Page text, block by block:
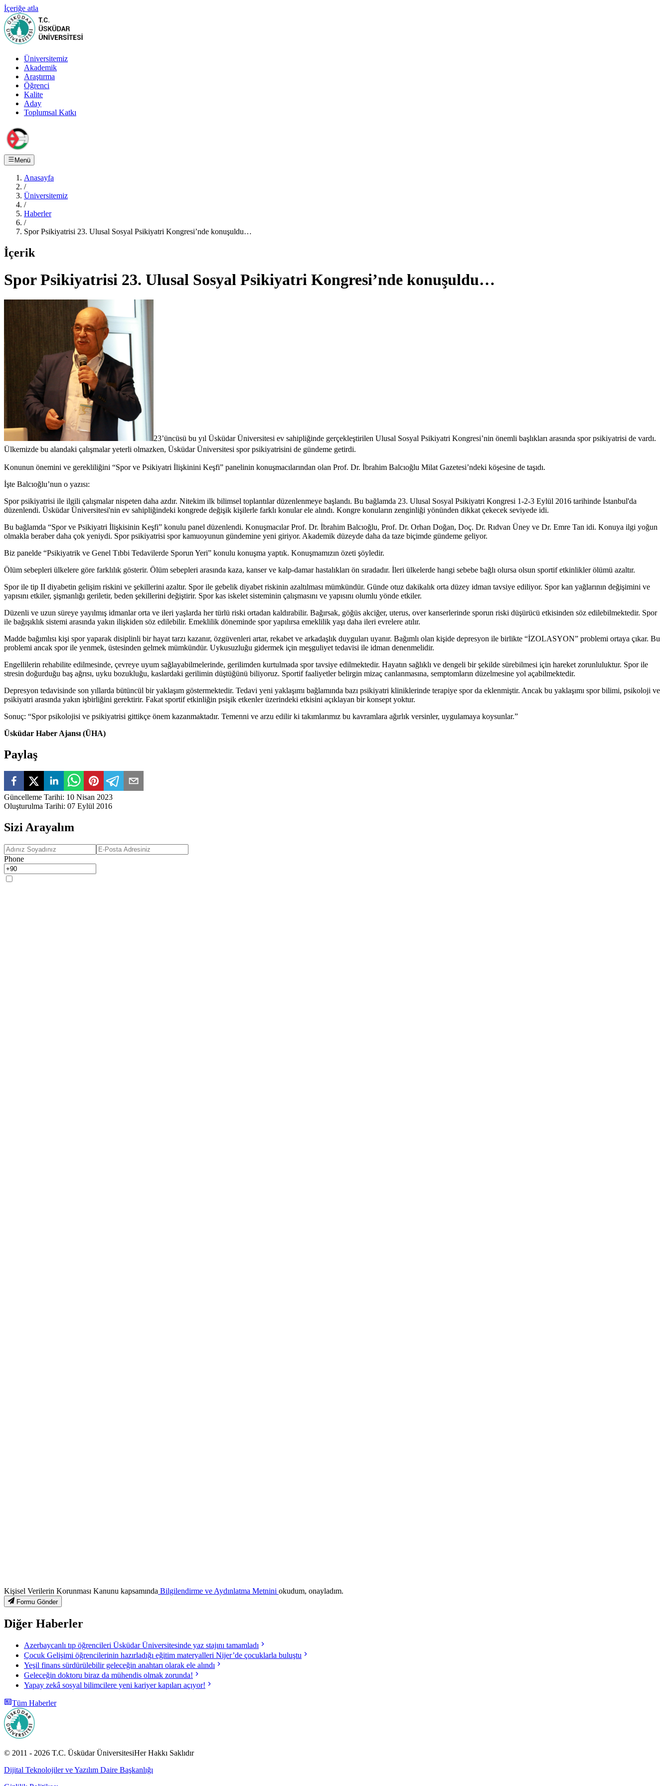
İçeriğe atla
Üniversitemiz
Akademik
Araştırma
Öğrenci
Kalite
Aday
Toplumsal Katkı
Menü
Anasayfa
/
Üniversitemiz
/
Haberler
/
Spor Psikiyatrisi 23. Ulusal Sosyal Psikiyatri Kongresi’nde konuşuldu…
İçerik
Spor Psikiyatrisi 23. Ulusal Sosyal Psikiyatri Kongresi’nde konuşuldu…
23’üncüsü bu yıl Üsküdar Üniversitesi ev sahipliğinde gerçekleştirilen Ulusal Sosyal Psikiyatri Kongresi’nin önemli başlıkları arasında spor psikiyatrisi de vardı.
Ülkemizde bu alandaki çalışmalar yeterli olmazken, Üsküdar Üniversitesi spor psikiyatrisini de gündeme getirdi.
Konunun önemini ve gerekliliğini “Spor ve Psikiyatri İlişkinini Keşfi” panelinin konuşmacılarından olan Prof. Dr. İbrahim Balcıoğlu Milat Gazetesi’ndeki köşesine de taşıdı.
İşte Balcıoğlu’nun o yazısı:
Spor psikiyatrisi ile ilgili çalışmalar nispeten daha azdır. Nitekim ilk bilimsel toplantılar düzenlenmeye başlandı. Bu bağlamda 23. Ulusal Sosyal Psikiyatri Kongresi 1-2-3 Eylül 2016 tarihinde İstanbul'da
düzenlendi. Üsküdar Üniversitesi'nin ev sahipliğindeki kongrede değişik kişilerle farklı konular ele alındı. Kongre konuların zenginliği yönünden dikkat çekecek seviyede idi.
Bu bağlamda “Spor ve Psikiyatri İlişkisinin Keşfi” konulu panel düzenlendi. Konuşmacılar Prof. Dr. İbrahim Balcıoğlu, Prof. Dr. Orhan Doğan, Doç. Dr. Rıdvan Üney ve Dr. Emre Tan idi. Konuya ilgi yoğun
olmakla beraber daha çok yeniydi. Spor psikiyatrisi spor kamuoyunun gündemine yeni giriyor. Akademik düzeyde daha da taze biçimde gündeme geliyor.
Biz panelde “Psikiyatrik ve Genel Tıbbi Tedavilerde Sporun Yeri” konulu konuşma yaptık. Konuşmamızın özeti şöyledir.
Ölüm sebepleri ülkelere göre farklılık gösterir. Ölüm sebepleri arasında kaza, kanser ve kalp-damar hastalıkları ön sıradadır. İleri ülkelerde hangi sebebe bağlı olursa olsun sportif etkinlikler ölümü azaltır.
Spor ile tip II diyabetin gelişim riskini ve şekillerini azaltır. Spor ile gebelik diyabet riskinin azaltılması mümkündür. Günde otuz dakikalık orta düzey idman tavsiye ediliyor. Spor kan yağlarının değişimini ve
yapısını etkiler, şişmanlığı geriletir, beden şekillerini değiştirir. Spor kas iskelet sisteminin çalışmasını ve yapısını olumlu yönde etkiler.
Düzenli ve uzun süreye yayılmış idmanlar orta ve ileri yaşlarda her türlü riski ortadan kaldırabilir. Bağırsak, göğüs akciğer, uterus, over kanserlerinde sporun riski düşürücü etkisinden söz edilebilmektedir. Spor
ile bağışıklık sistemi arasında yakın ilişkiden söz edilebilir. Emeklilik döneminde spor yapılırsa emeklilik yaşı daha ileri evrelere atılır.
Madde bağımlısı kişi spor yaparak disiplinli bir hayat tarzı kazanır, özgüvenleri artar, rekabet ve arkadaşlık duyguları uyanır. Bağımlı olan kişide depresyon ile birlikte “İZOLASYON” problemi ortaya çıkar. Bu
problemi ancak spor ile yenmek, üstesinden gelmek mümkündür. Uykusuzluğu gidermek için meşguliyet tedavisi ile idman denenmelidir.
Engellilerin rehabilite edilmesinde, çevreye uyum sağlayabilmelerinde, gerilimden kurtulmada spor tavsiye edilmektedir. Hayatın sağlıklı ve dengeli bir şekilde sürebilmesi için hareket zorunluluktur. Spor ile
stresin doğurduğu baş ağrısı, uyku bozukluğu, kaslardaki gerilimin düştüğünü biliyoruz. Sportif faaliyetler belirgin mizaç canlanmasına, semptomların düzelmesine yol açabilmektedir.
Depresyon tedavisinde son yıllarda bütüncül bir yaklaşım göstermektedir. Tedavi yeni yaklaşımı bağlamında bazı psikiyatri kliniklerinde terapiye spor da eklenmiştir. Ancak bu yaklaşımı spor bilimi, psikoloji ve
psikiyatri arasında yakın işbirliğini gerektirir. Fakat sportif etkinliğin psişik etkenler üzerindeki etkisini açıklayan bir konsept yoktur.
Sonuç: “Spor psikolojisi ve psikiyatrisi gittikçe önem kazanmaktadır. Temenni ve arzu edilir ki takımlarımız bu kavramlara ağırlık versinler, uygulamaya koysunlar.”
Üsküdar Haber Ajansı (ÜHA)
Paylaş
Güncelleme Tarihi: 10 Nisan 2023
Oluşturulma Tarihi: 07 Eylül 2016
Sizi Arayalım
Phone
Kişisel Verilerin Korunması Kanunu kapsamında Bilgilendirme ve Aydınlatma Metnini okudum, onayladım.
Formu Gönder
Diğer Haberler
Azerbaycanlı tıp öğrencileri Üsküdar Üniversitesinde yaz stajını tamamladı
Çocuk Gelişimi öğrencilerinin hazırladığı eğitim materyalleri Nijer’de çocuklarla buluştu
Yeşil finans sürdürülebilir geleceğin anahtarı olarak ele alındı
Geleceğin doktoru biraz da mühendis olmak zorunda!
Yapay zekâ sosyal bilimcilere yeni kariyer kapıları açıyor!
Tüm Haberler
© 2011 - 2026 T.C. Üsküdar ÜniversitesiHer Hakkı Saklıdır
Dijital Teknolojiler ve Yazılım Daire Başkanlığı